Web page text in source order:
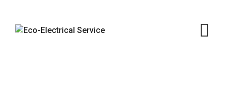
content